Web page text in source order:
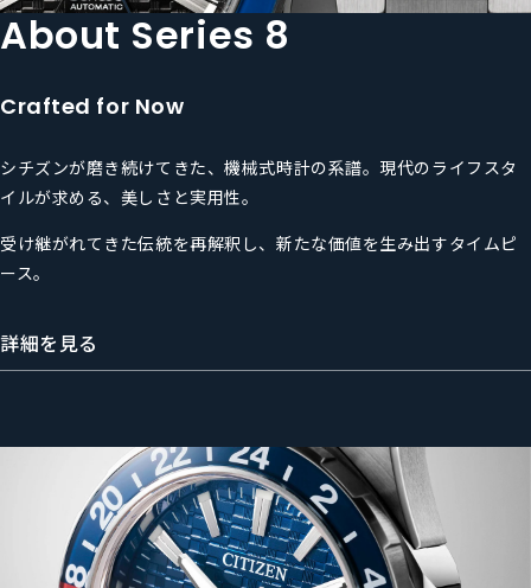
About Series 8
Crafted for Now
シチズンが磨き続けてきた、機械式時計の系譜。 現代のライフスタ
イルが求める、美しさと実用性。
受け継がれてきた伝統を再解釈し、 新たな価値を生み出すタイムピ
ース。
詳細を見る